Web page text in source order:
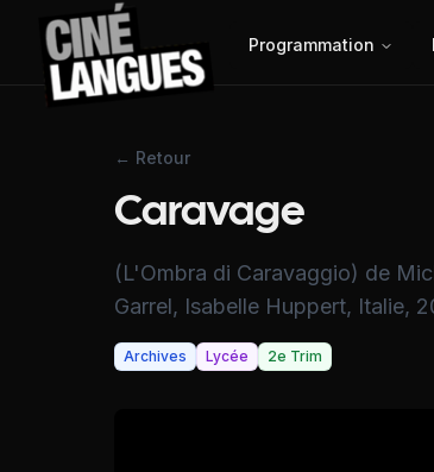
Programmation
← Retour
Caravage
(L'Ombra di Caravaggio) de
Garrel, Isabelle Huppert, Italie,
Archives Lycée 2e Trim